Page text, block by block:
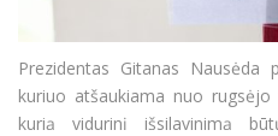
Prezidentas Gitanas Nausėda
kuriuo atšaukiama nuo
kurią vidurinį išsilavinimą